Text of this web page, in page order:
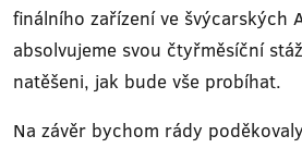
finálního zařízení ve švýcarských
absolvujeme svou čtyřměsíční
natěšeni, jak bude vše probíhat.
Na závěr bychom rády